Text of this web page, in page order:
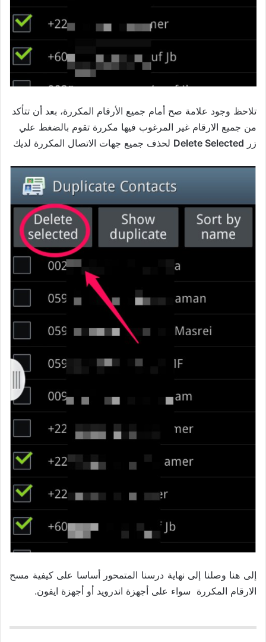
تلاحظ وجود علامة صح أمام جميع الأرقام المكررة، بعد أن تتأكد
من جميع الارقام غير المرغوب فيها مكررة تقوم بالضغط علي
زر Delete Selected لحذف جميع جهات الاتصال المكررة لديك
إلى هنا وصلنا إلى نهاية درسنا المتمحور أساسا على كيفية مسح
الارقام المكررة سواء على أجهزة اندرويد أو أجهزة ايفون.